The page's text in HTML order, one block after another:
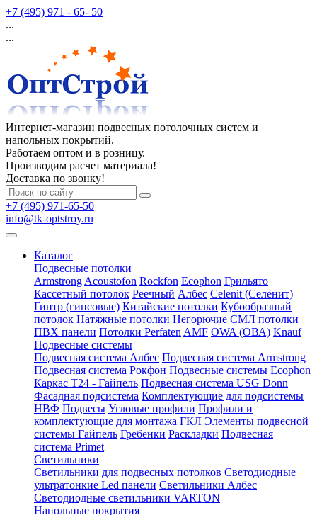
+7 (495) 971 - 65- 50
...
...
Интернет-магазин подвесных потолочных систем и
напольных покрытий.
Работаем оптом и в розницу.
Производим расчет материала!
Доставка по звонку!
+7 (495) 971-65-50
info@tk-optstroy.ru
Каталог
Подвесные потолки
Armstrong Acoustofon Rockfon Ecophon Грильято
Кассетный потолок Реечный Албес Celenit (Селенит)
Гинтр (гипсовые) Китайские потолки Кубообразный
потолок Натяжные потолки Негорючие СМЛ потолки
ПВХ панели Потолки Perfaten AMF OWA (ОВА) Knauf
Подвесные системы
Подвесная система Албес Подвесная система Armstrong
Подвесная система Рокфон Подвесные системы Ecophon
Каркас Т24 - Гайпель Подвесная система USG Donn
Фасадная подсистема Комплектующие для подсистемы
НВФ Подвесы Угловые профили Профили и
комплектующие для монтажа ГКЛ Элементы подвесной
системы Гайпель Гребенки Раскладки Подвесная
система Primet
Светильники
Светильники для подвесных потолков Светодиодные
ультратонкие Led панели Светильники Албес
Светодиодные светильники VARTON
Напольные покрытия